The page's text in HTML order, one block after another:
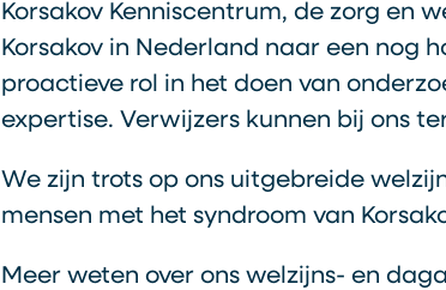
Korsakov Kenniscentrum, de zorg en
Korsakov in Nederland naar een nog
proactieve rol in het doen van
expertise. Verwijzers kunnen bij ons
We zijn trots op ons uitgebreide
mensen met het syndroom van
Meer weten over ons welzijns- en